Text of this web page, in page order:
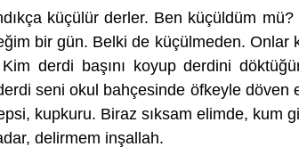
küçülür derler. Ben küçüldüm
bir gün. Belki de küçülmeden. Onlar
derdi başını koyup derdini
seni okul bahçesinde öfkeyle döven
kupkuru. Biraz sıksam elimde, kum
delirmem inşallah.